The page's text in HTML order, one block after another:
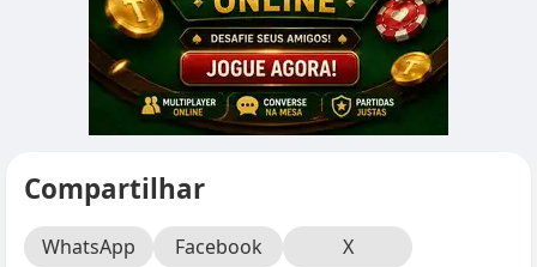
Compartilhar
WhatsApp Facebook X